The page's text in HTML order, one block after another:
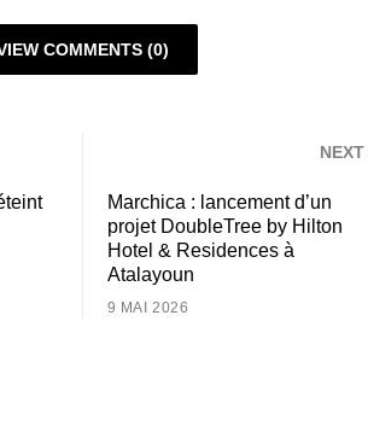
COMMENTS (0)
Marchica : lancement d’un
projet DoubleTree by Hilton
Hotel & Residences à
Atalayoun
9 MAI 2026